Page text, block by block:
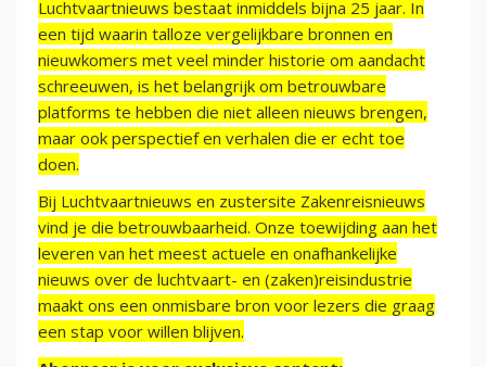
Luchtvaartnieuws bestaat inmiddels bijna 25 jaar. In
een tijd waarin talloze vergelijkbare bronnen en
nieuwkomers met veel minder historie om aandacht
schreeuwen, is het belangrijk om betrouwbare
platforms te hebben die niet alleen nieuws brengen,
maar ook perspectief en verhalen die er echt toe
doen.
Bij Luchtvaartnieuws en zustersite Zakenreisnieuws
vind je die betrouwbaarheid. Onze toewijding aan het
leveren van het meest actuele en onafhankelijke
nieuws over de luchtvaart- en (zaken)reisindustrie
maakt ons een onmisbare bron voor lezers die graag
een stap voor willen blijven.